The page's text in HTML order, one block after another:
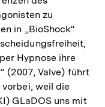
zu
in „BioShock“
Hypnose ihre
(2007, Valve) führt
weil die
GLaDOS uns mit